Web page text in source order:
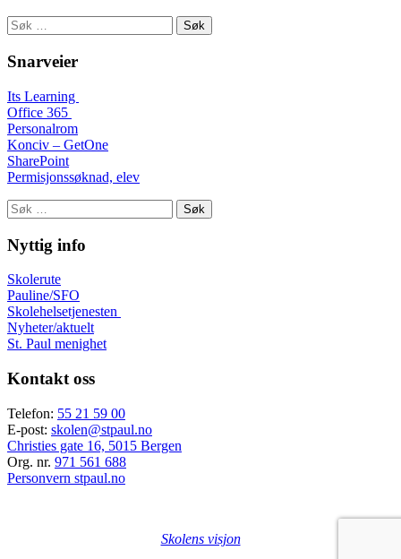
Søk
etter:
Snarveier
Its Learning
Office 365
Personalrom
Konciv – GetOne
SharePoint
Permisjonssøknad, elev
Søk
etter:
Nyttig info
Skolerute
Pauline/SFO
Skolehelsetjenesten
Nyheter/aktuelt
St. Paul menighet
Kontakt oss
Telefon: 55 21 59 00
E-post: skolen@stpaul.no
Christies gate 16, 5015 Bergen
Org. nr. 971 561 688
Personvern stpaul.no
Skolens visjon